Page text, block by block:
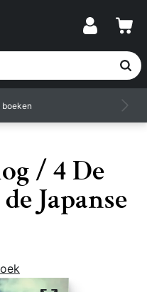
/ 4 De
Japanse